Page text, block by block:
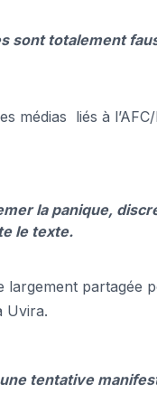
sont totalement
médias liés à
la panique,
le texte.
largement partagée
Uvira.
tentative